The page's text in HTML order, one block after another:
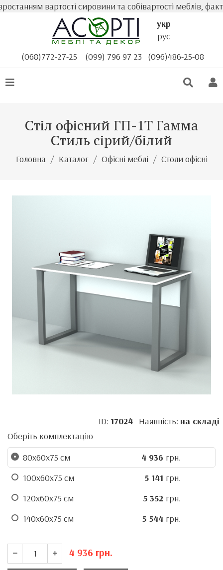
вартості сировини та собівартості меблів,
укр
рус
(068)772-27-25
(099) 796 97 23 (096)486-25-08
Стіл офісний ГП-1Т Гамма
Стиль сірий/білий
Головна Каталог Офісні меблі Столи офісні
ID: 17024Наявність: на складі
Оберіть комплектацію
80х60х75 см
4 936 грн.
100х60х75 см
5 141 грн.
120х60х75 см
5 352 грн.
140х60х75 см
5 544 грн.
4 936 грн.